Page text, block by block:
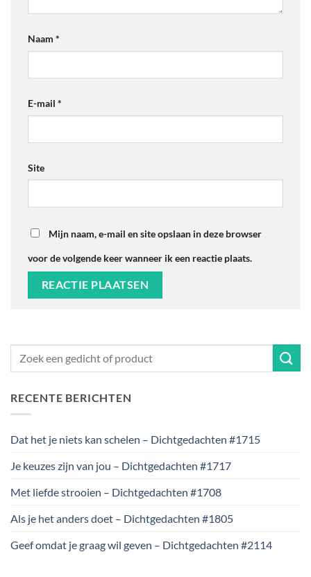
Naam *
E-mail *
Site
Mijn naam, e-mail en site opslaan in deze browser
voor de volgende keer wanneer ik een reactie plaats.
RECENTE BERICHTEN
Dat het je niets kan schelen – Dichtgedachten #1715
Je keuzes zijn van jou – Dichtgedachten #1717
Met liefde strooien – Dichtgedachten #1708
Als je het anders doet – Dichtgedachten #1805
Geef omdat je graag wil geven – Dichtgedachten #2114